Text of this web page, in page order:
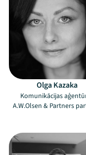
Olga Kazaka
Komunikācijas
A.W.Olsen & Partners